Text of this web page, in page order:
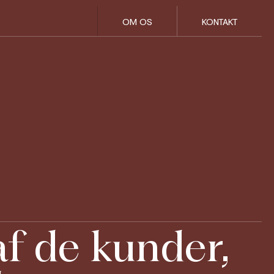
OM OS KONTAKT
de kunder,